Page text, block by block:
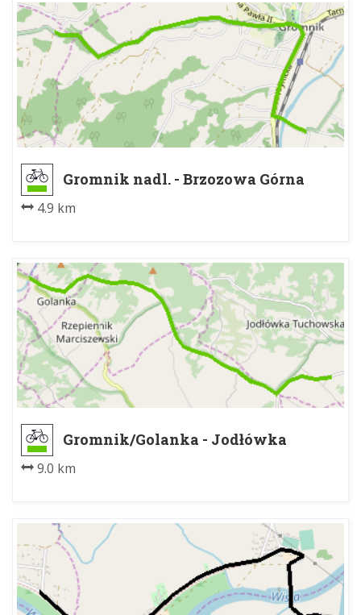
Gromnik nadl. - Brzozowa Górna
4.9 km
Gromnik/Golanka - Jodłówka
9.0 km